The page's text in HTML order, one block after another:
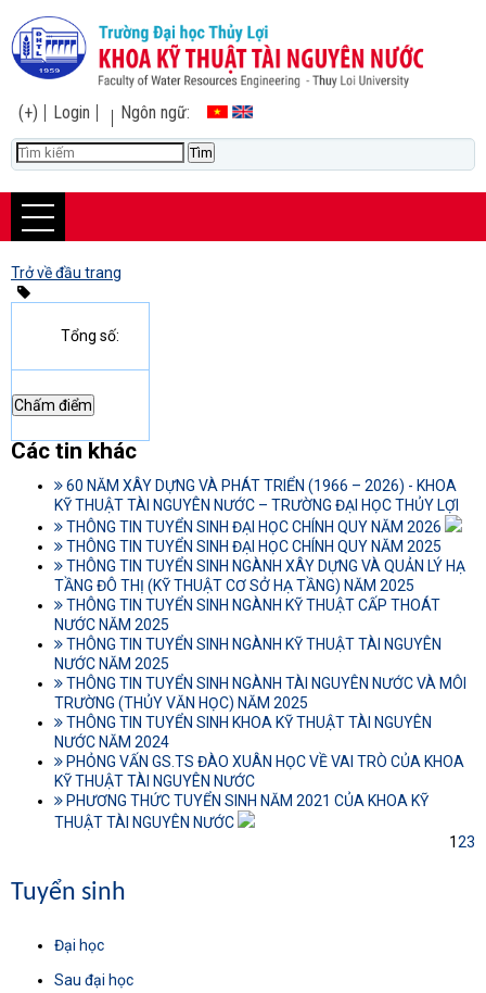
(+) Login Ngôn ngữ:
Trở về đầu trang
Tổng số:
Các tin khác
60 NĂM XÂY DỰNG VÀ PHÁT TRIỂN (1966 – 2026) - KHOA
KỸ THUẬT TÀI NGUYÊN NƯỚC – TRƯỜNG ĐẠI HỌC THỦY LỢI
THÔNG TIN TUYỂN SINH ĐẠI HỌC CHÍNH QUY NĂM 2026
THÔNG TIN TUYỂN SINH ĐẠI HỌC CHÍNH QUY NĂM 2025
THÔNG TIN TUYỂN SINH NGÀNH XÂY DỰNG VÀ QUẢN LÝ HẠ
TẦNG ĐÔ THỊ (KỸ THUẬT CƠ SỞ HẠ TẦNG) NĂM 2025
THÔNG TIN TUYỂN SINH NGÀNH KỸ THUẬT CẤP THOÁT
NƯỚC NĂM 2025
THÔNG TIN TUYỂN SINH NGÀNH KỸ THUẬT TÀI NGUYÊN
NƯỚC NĂM 2025
THÔNG TIN TUYỂN SINH NGÀNH TÀI NGUYÊN NƯỚC VÀ MÔI
TRƯỜNG (THỦY VĂN HỌC) NĂM 2025
THÔNG TIN TUYỂN SINH KHOA KỸ THUẬT TÀI NGUYÊN
NƯỚC NĂM 2024
PHỎNG VẤN GS.TS ĐÀO XUÂN HỌC VỀ VAI TRÒ CỦA KHOA
KỸ THUẬT TÀI NGUYÊN NƯỚC
PHƯƠNG THỨC TUYỂN SINH NĂM 2021 CỦA KHOA KỸ
THUẬT TÀI NGUYÊN NƯỚC
123
Tuyển sinh
Đại học
Sau đại học